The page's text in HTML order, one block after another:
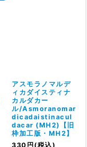
アスモラノマルデ
ィカダイスティナ
カルダカー
ル/Asmoranomar
dicadaistinacul
dacar (MH2)【旧
枠加工版・MH2】
330 円 (税込)